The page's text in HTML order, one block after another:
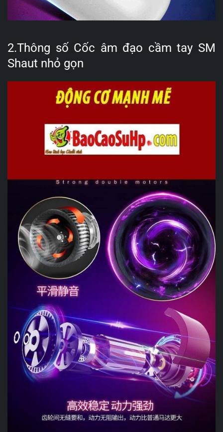
2.Thông số Cốc âm đạo cầm tay SM
Shaut nhỏ gọn